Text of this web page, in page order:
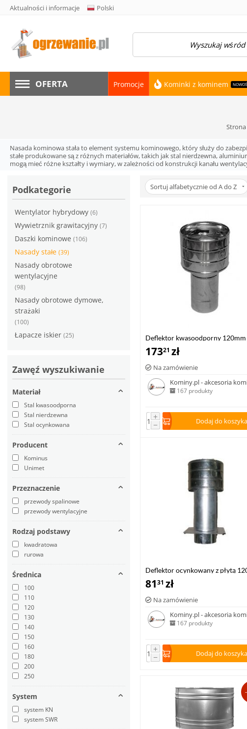
Aktualności i informacje Polski
OFERTA Promocje Kominki z kominem
Strona
Nasada kominowa stała to element systemu kominowego, który służy do
stałe produkowane są z różnych materiałów, takich jak stal nierdzewna,
mogą mieć różne kształty i wymiary, w zależności od konstrukcji kanału
Podkategorie
Wentylator hybrydowy (6)
Wywietrznik grawitacyjny (7)
Daszki kominowe (106)
Nasady stałe (39)
Nasady obrotowe
wentylacyjne
(98)
Nasady obrotowe dymowe,
strażaki
(100)
Łapacze iskier (25)
menu
Zawęź wyszukiwanie
Materiał
Stal kwasoodporna
Stal nierdzewna
Stal ocynkowana
Producent
Kominus
Unimet
Przeznaczenie
przewody spalinowe
przewody wentylacyjne
Rodzaj podstawy
kwadratowa
rurowa
Średnica
100
110
120
130
140
150
160
180
200
250
System
system KN
system SWR
Sortuj alfabetycznie od A do Z
Deflektor kwasoodporny 120mm
17321 zł
Na zamówienie
Kominy.pl - akcesoria
167 produkty
+
− Dodaj do koszyka
Deflektor ocynkowany z płytą
8131 zł
Na zamówienie
Kominy.pl - akcesoria
167 produkty
+
− Dodaj do koszyka